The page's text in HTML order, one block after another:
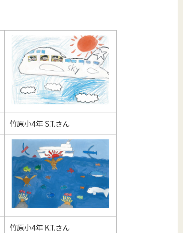
竹原小4年 S.T.さん
竹原小4年 K.T.さん